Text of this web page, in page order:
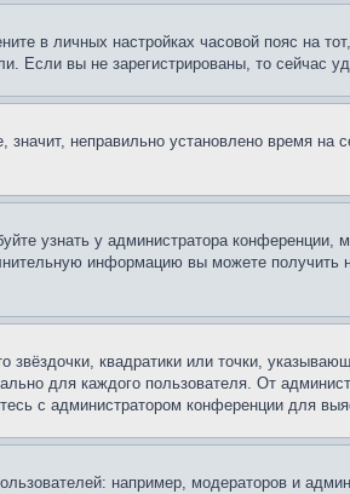
в личных настройках часовой пояс на
Если вы не зарегистрированы, то сейчас
неправильно установлено время на
узнать у администратора конференции,
информацию вы можете получить
квадратики или точки,
для каждого пользователя. От
с администратором конференции для
например, модераторов и